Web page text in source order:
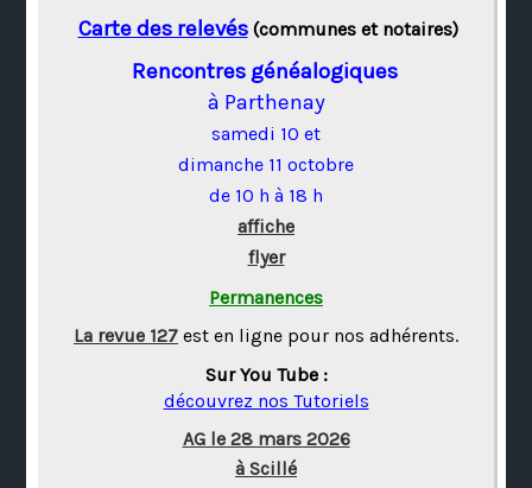
Carte des relevés(communes et notaires)
Rencontres généalogiques
à Parthenay
samedi 10 et
dimanche 11 octobre
de 10 h à 18 h
affiche
flyer
Permanences
La revue 127 est en ligne pour nos adhérents.
Sur You Tube :
découvrez nos Tutoriels
AG le 28 mars 2026
à Scillé